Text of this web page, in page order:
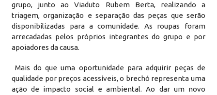
grupo, junto ao Viaduto Rubem Berta, realizando a
triagem, organização e separação das peças que serão
disponibilizadas para a comunidade. As roupas foram
arrecadadas pelos próprios integrantes do grupo e por
apoiadores da causa.
Mais do que uma oportunidade para adquirir peças de
qualidade por preços acessíveis, o brechó representa uma
ação de impacto social e ambiental. Ao dar um novo